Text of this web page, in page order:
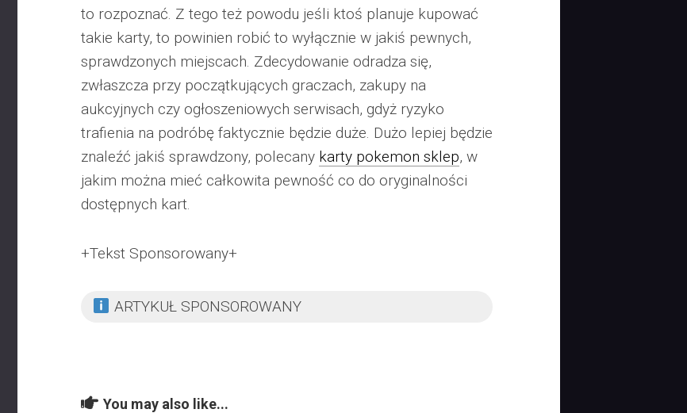
to rozpoznać. Z tego też powodu jeśli ktoś planuje kupować
takie karty, to powinien robić to wyłącznie w jakiś pewnych,
sprawdzonych miejscach. Zdecydowanie odradza się,
zwłaszcza przy początkujących graczach, zakupy na
aukcyjnych czy ogłoszeniowych serwisach, gdyż ryzyko
trafienia na podróbę faktycznie będzie duże. Dużo lepiej będzie
znaleźć jakiś sprawdzony, polecany karty pokemon sklep, w
jakim można mieć całkowita pewność co do oryginalności
dostępnych kart.
+Tekst Sponsorowany+
ARTYKUŁ SPONSOROWANY
You may also like...